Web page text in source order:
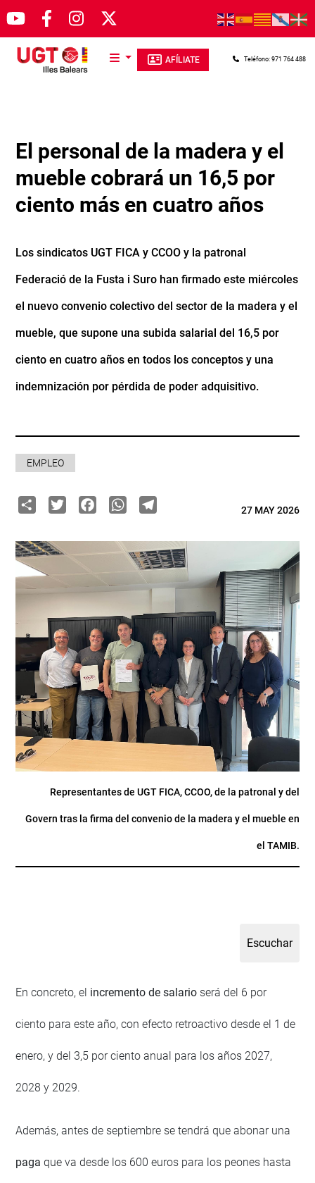
Pasar al contenido principal
AFÍLIATE Teléfono: 971 764 488
El personal de la madera y el
mueble cobrará un 16,5 por
ciento más en cuatro años
Los sindicatos UGT FICA y CCOO y la patronal
Federació de la Fusta i Suro han firmado este miércoles
el nuevo convenio colectivo del sector de la madera y el
mueble, que supone una subida salarial del 16,5 por
ciento en cuatro años en todos los conceptos y una
indemnización por pérdida de poder adquisitivo.
EMPLEO
ShareTwitterFacebook
WhatsApp
Telegram27 MAY 2026
Representantes de UGT FICA, CCOO, de la patronal y del
Govern tras la firma del convenio de la madera y el mueble en
el TAMIB.
En concreto, el incremento de salario será del 6 por
ciento para este año, con efecto retroactivo desde el 1 de
enero, y del 3,5 por ciento anual para los años 2027,
2028 y 2029.
Además, antes de septiembre se tendrá que abonar una
paga que va desde los 600 euros para los peones hasta